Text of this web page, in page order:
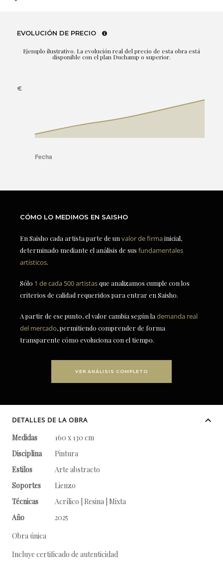
EVOLUCIÓN DE PRECIO
Ejemplo ilustrativo. La evolución real del precio de esta obra está
disponible con el plan Duchamp o superior.
CÓMO LO MEDIMOS EN SAISHO
En Saisho cada artista parte de un valor de firmainicial,
determinado mediante el análisis de sus fundamentales
artísticos.
Sólo 1 de cada 500 artistasque analizamos cumple con los
criterios de calidad requeridos para entrar en Saisho.
A partir de ese punto, el valor cambia según la demanda real
del mercado, permitiendo comprender de forma
transparente cómo evoluciona con el tiempo.
VER ANÁLISIS COMPLETO
DETALLES DE LA OBRA
Medidas
160 x 130 cm
Disciplina
Pintura
Estilos
Arte abstracto
Soportes
Lienzo
Técnicas
Acrílico | Resina | Mixta
Año
2025
Obra única
Incluye certificado de autenticidad